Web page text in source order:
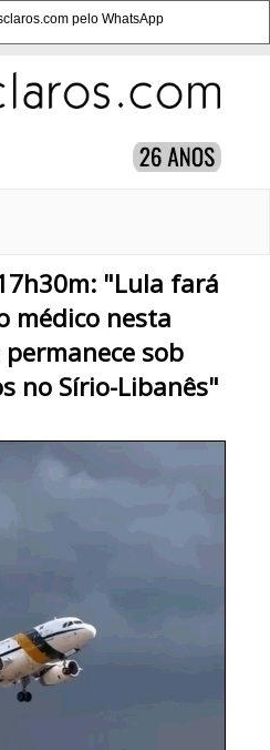
pelo WhatsApp
"Lula fará
médico nesta
sob
no Sírio-Libanês"